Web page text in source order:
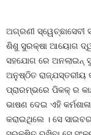
ଅଗ୍ରଣୀ
ଶିଶୁ ସୁରକ୍ଷା ଆୟୋଗ
ସହଯୋଗ ରେ ଅନଲାଇନ୍‍
ଅନୁଷ୍ଠିତ ରାଜ୍ଯସ୍ତରୀୟ
ପ୍ରାରମ୍ଭରେ ପିକକ୍‍ ର
ଭାଷଣ ଦେଇ ଏହି
କରାଇଥିଲେ । ସେ